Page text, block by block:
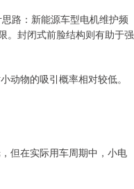
路：新能源车型电机维护频
。封闭式前脸结构则有助于强
动物的吸引概率相对较低。
但在实际用车周期中，小电